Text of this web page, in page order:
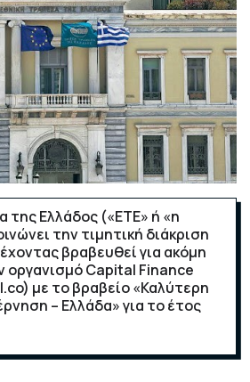
της Ελλάδος («ΕΤΕ» ή «η
την τιμητική διάκριση
βραβευθεί για ακόμη
οργανισμό Capital Finance
με το βραβείο «Καλύτερη
– Ελλάδα» για το έτος